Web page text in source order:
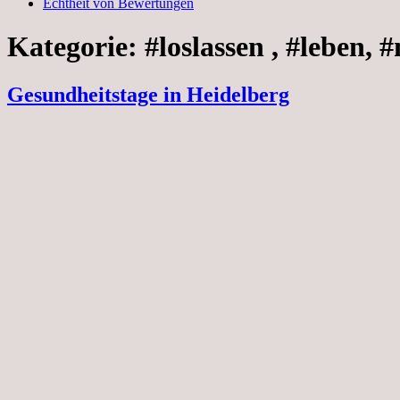
Echtheit von Bewertungen
Kategorie: #loslassen , #leben,
Gesundheitstage in Heidelberg